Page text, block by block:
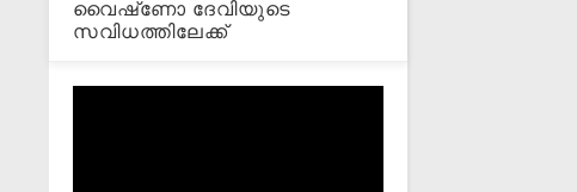
വൈഷ്‌ണോ ദേവിയുടെ
സവിധത്തിലേക്ക്